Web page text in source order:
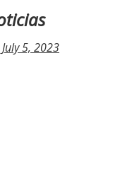
July 5, 2023